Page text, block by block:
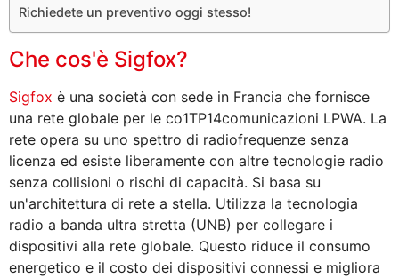
Richiedete un preventivo oggi stesso!
Che cos'è Sigfox?
Sigfox è una società con sede in Francia che fornisce
una rete globale per le co1TP14comunicazioni LPWA. La
rete opera su uno spettro di radiofrequenze senza
licenza ed esiste liberamente con altre tecnologie radio
senza collisioni o rischi di capacità. Si basa su
un'architettura di rete a stella. Utilizza la tecnologia
radio a banda ultra stretta (UNB) per collegare i
dispositivi alla rete globale. Questo riduce il consumo
energetico e il costo dei dispositivi connessi e migliora